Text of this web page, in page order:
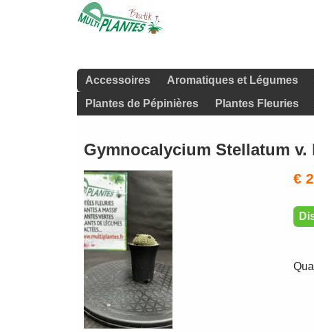
Accessoires Aromatiques et Légumes
Plantes de Pépinières
Plantes Fleuries
Gymnocalycium Stellatum v.
€